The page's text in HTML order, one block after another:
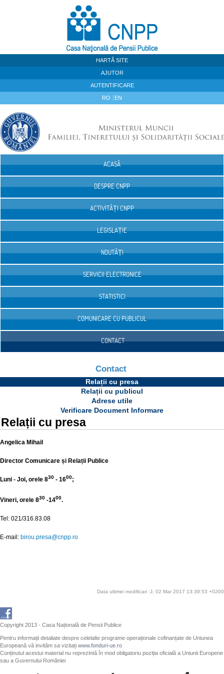
HARTĂ SITE
AJUTOR
AUTENTIFICARE
RO EN
ACASĂ
DESPRE CNPP
ACTIVITĂȚI CNPP
LEGISLAȚIE
NOUTĂȚI
SERVICII ELECTRONICE
STATISTICI
COMUNICARE CU PUBLICUL
CONTACT
Contact
Relații cu presa
Relații cu publicul
Adrese utile
Verificare Document Informare
Relații cu presa
Angelica Mihail
Director Comunicare și Relații Publice
Luni - Joi, orele 830 - 1600;
Vineri, orele 830 -1400.
Tel: 021/316.83.08
E-mail: birou.presa@cnpp.ro
Data ultimei modificari :J, 02 Mar 2017 13:39:53 +0200
Copyright 2013 - Casa Națională de Pensii Publice
Pentru informații detaliate despre celelalte programe operaționale cofinanțate de Uniunea
Europeană vă invităm sa vizitați www.fonduri-ue.ro
Conținutul acestui material nu reprezintă în mod obligatoriu poziția oficială a Uniunii Europene
sau a Guvernului României